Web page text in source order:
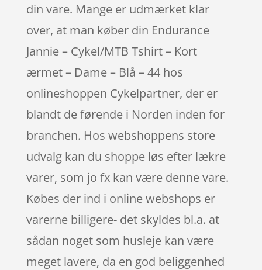
din vare. Mange er udmærket klar
over, at man køber din Endurance
Jannie – Cykel/MTB Tshirt – Kort
ærmet – Dame – Blå – 44 hos
onlineshoppen Cykelpartner, der er
blandt de førende i Norden inden for
branchen. Hos webshoppens store
udvalg kan du shoppe løs efter lækre
varer, som jo fx kan være denne vare.
Købes der ind i online webshops er
varerne billigere- det skyldes bl.a. at
sådan noget som husleje kan være
meget lavere, da en god beliggenhed